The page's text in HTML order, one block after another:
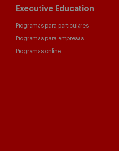
Executive Education
Programas para particulares
Programas para empresas
Programas online